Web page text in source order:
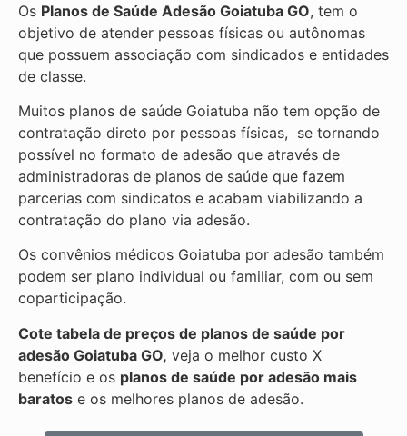
Os Planos de Saúde Adesão Goiatuba GO, tem o
objetivo de atender pessoas físicas ou autônomas
que possuem associação com sindicados e entidades
de classe.
Muitos planos de saúde Goiatuba não tem opção de
contratação direto por pessoas físicas, se tornando
possível no formato de adesão que através de
administradoras de planos de saúde que fazem
parcerias com sindicatos e acabam viabilizando a
contratação do plano via adesão.
Os convênios médicos Goiatuba por adesão também
podem ser plano individual ou familiar, com ou sem
coparticipação.
Cote tabela de preços de planos de saúde por
adesão Goiatuba GO, veja o melhor custo X
benefício e os planos de saúde por adesão mais
baratos e os melhores planos de adesão.